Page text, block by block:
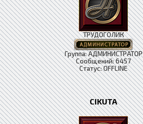
ТРУДОГОЛИК
Группа: АДМИНИСТРАТОР
Сообщений:6457
Статус:OFFLINE
CIKUTA